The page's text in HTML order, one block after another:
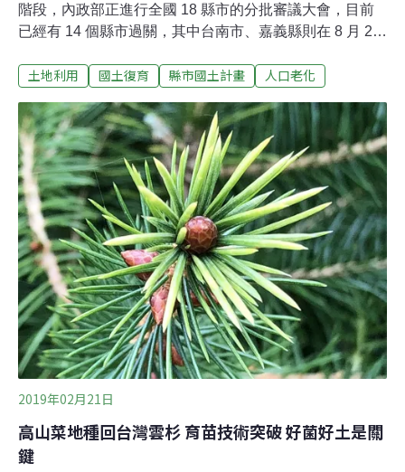
階段，內政部正進行全國 18 縣市的分批審議大會，目前
已經有 14 個縣市過關，其中台南市、嘉義縣則在 8 月 25
心》秉持第一線採訪，除大會報導外，還將針對縣市特
點和總結。雲林縣是台灣重要的糧倉，生產稻米、甘薯、
花生、蔬菜及甘蔗等作物之外，近年來農林漁牧產值高居
全台之冠。雲林縣國土計畫（草案），留下7萬9893公頃
的宜維護農地。面對長年人口外移與老化，雲林縣計畫人
口將由目前的68.6萬人略減為68萬。然而，雲林縣卻預計
開發4833公頃土地，作為未來產業與住商發展之用，今年
3月提報專案小組審查時，已遭質疑開發面積超過實際需
求，尤其是高達3155公頃的新訂麥寮特定區。
土地利用 國土復育 縣市國土計畫 人口老化
2019年02月21日
高山菜地種回台灣雲杉 育苗技術突破 好菌好土是關
鍵